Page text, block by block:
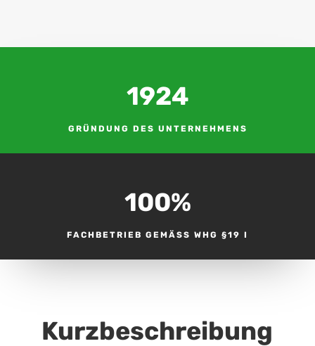
1924
GRÜNDUNG DES UNTERNEHMENS
100%
FACHBETRIEB GEMÄSS WHG §19 I
Kurzbeschreibung